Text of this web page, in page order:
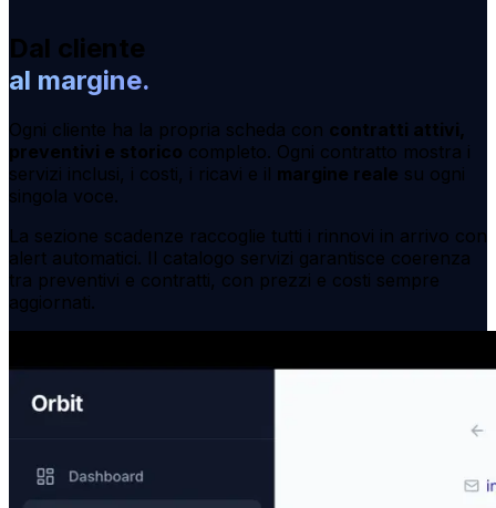
Dal cliente
al margine.
Ogni cliente ha la propria scheda con contratti attivi,
preventivi e storico completo. Ogni contratto mostra i
servizi inclusi, i costi, i ricavi e il margine reale su ogni
singola voce.
La sezione scadenze raccoglie tutti i rinnovi in arrivo con
alert automatici. Il catalogo servizi garantisce coerenza
tra preventivi e contratti, con prezzi e costi sempre
aggiornati.